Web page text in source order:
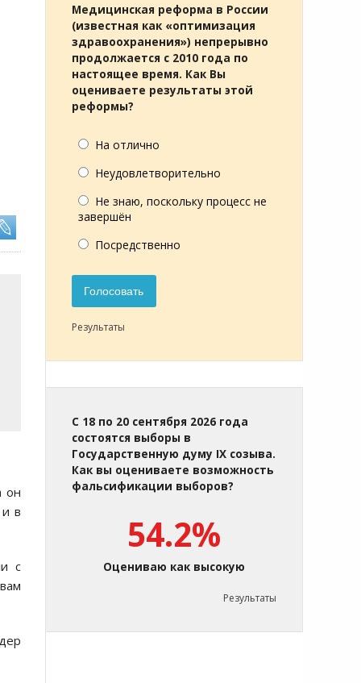
он
в
с
Медицинская реформа в России
(известная как «оптимизация
здравоохранения») непрерывно
продолжается с 2010 года по
настоящее время. Как Вы
оцениваете результаты этой
реформы?
На отлично
Неудовлетворительно
Не знаю, поскольку процесс не
завершён
Посредственно
Голосовать
Результаты
С 18 по 20 сентября 2026 года
состоятся выборы в
Государственную думу IX созыва.
Как вы оцениваете возможность
фальсификации выборов?
54.2%
Оцениваю как высокую
Результаты